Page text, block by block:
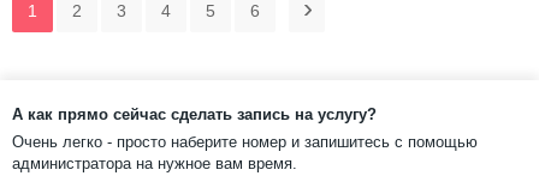
1 2 3 4 5 6
А как прямо сейчас сделать запись на услугу?
Очень легко - просто наберите номер и запишитесь с помощью
администратора на нужное вам время.